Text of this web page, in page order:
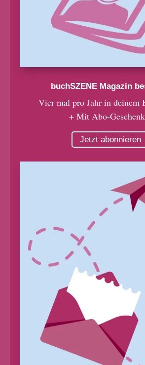
buchSZENE Magazin
Vier mal pro Jahr in deinem
+ Mit Abo-
Jetzt abonnieren